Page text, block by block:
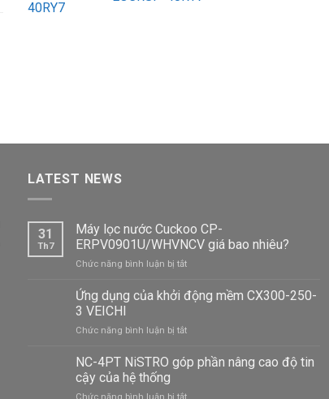
LATEST NEWS
31
Th7
Máy lọc nước Cuckoo CP-
ERPV0901U/WHVNCV giá bao nhiêu?
Chức năng bình luận bị tắtở
lọc
nước
CP-
giá
Ứng dụng của khởi động mềm CX300-250-
3 VEICHI
Chức năng bình luận bị tắtở
dụng
của
NC-4PT NiSTRO góp phần nâng cao độ tin
cậy của hệ thống
Chức năng bình luận bị tắtở